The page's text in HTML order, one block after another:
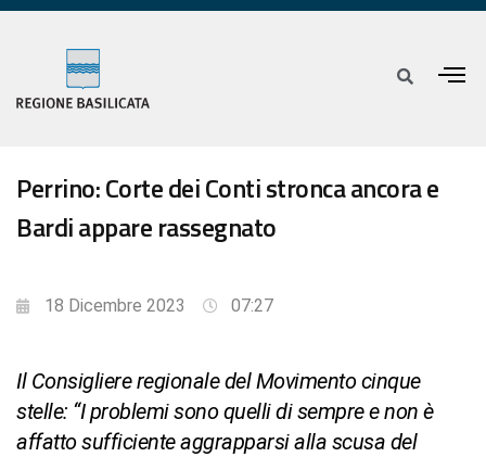
Perrino: Corte dei Conti stronca ancora e
Bardi appare rassegnato
18 Dicembre 2023 07:27
Il Consigliere regionale del Movimento cinque
stelle: “I problemi sono quelli di sempre e non è
affatto sufficiente aggrapparsi alla scusa del